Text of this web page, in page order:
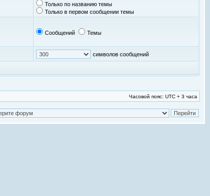
Только по названию темы
Только в первом сообщении темы
Сообщений Темы
символов сообщений
Часовой пояс: UTC + 3 часа